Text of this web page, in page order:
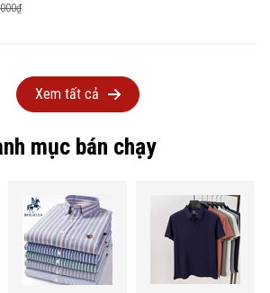
Xem tất cả
mục bán chạy